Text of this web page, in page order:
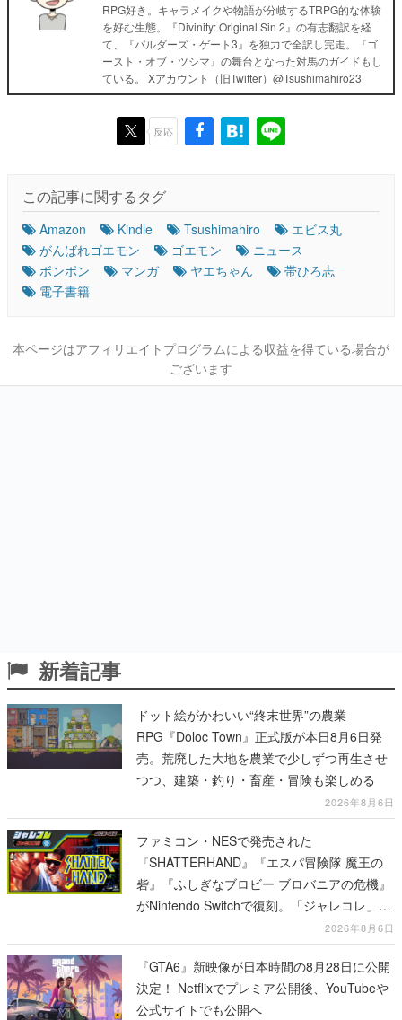
RPG好き。キャラメイクや物語が分岐するTRPG的な体験
を好む生態。『Divinity: Original Sin 2』の有志翻訳を経
て、『バルダーズ・ゲート3』を独力で全訳し完走。『ゴ
ースト・オブ・ツシマ』の舞台となった対馬のガイドもし
ている。 Xアカウント（旧Twitter）@Tsushimahiro23
反応
この記事に関するタグ
Amazon Kindle Tsushimahiro
エビス丸
がんばれゴエモン
ゴエモン
ニュース
ボンボン
マンガ ヤエちゃん
帯ひろ志
電子書籍
本ページはアフィリエイトプログラムによる収益を得ている場合が
ございます
新着記事
ドット絵がかわいい“終末世界”の農業
RPG『Doloc Town』正式版が本日8月6日発
売。荒廃した大地を農業で少しずつ再生させ
つつ、建築・釣り・畜産・冒険も楽しめる
2026年8月6日
ファミコン・NESで発売された
『SHATTERHAND』『エスパ冒険隊 魔王の
砦』『ふしぎなブロビー ブロバニアの危機』
がNintendo Switchで復刻。「ジャレコレ」シ
2026年8月6日
『GTA6』新映像が日本時間の8月28日に公開
決定！ Netflixでプレミア公開後、YouTubeや
公式サイトでも公開へ